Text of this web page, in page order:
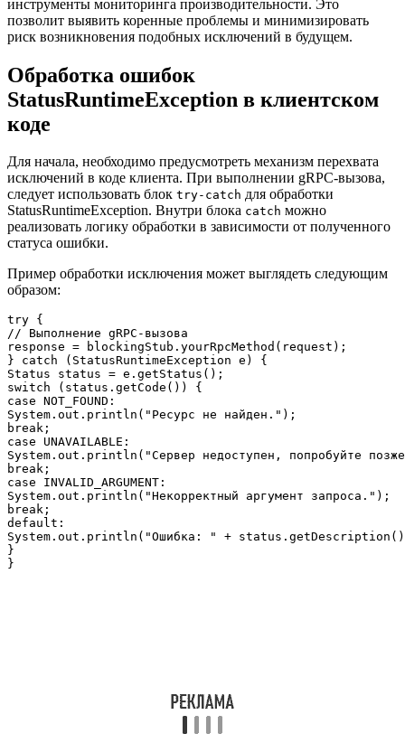
инструменты мониторинга производительности. Это
позволит выявить коренные проблемы и минимизировать
риск возникновения подобных исключений в будущем.
Обработка ошибок
StatusRuntimeException в клиентском
коде
Для начала, необходимо предусмотреть механизм перехвата
исключений в коде клиента. При выполнении gRPC-вызова,
следует использовать блок try-catch для обработки
StatusRuntimeException. Внутри блока catch можно
реализовать логику обработки в зависимости от полученного
статуса ошибки.
Пример обработки исключения может выглядеть следующим
образом:
try {
// Выполнение gRPC-вызова
response = blockingStub.yourRpcMethod(request);
} catch (StatusRuntimeException e) {
Status status = e.getStatus();
switch (status.getCode()) {
case NOT_FOUND:
System.out.println("Ресурс не найден.");
break;
case UNAVAILABLE:
System.out.println("Сервер недоступен, попробуйте
break;
case INVALID_ARGUMENT:
System.out.println("Некорректный аргумент запроса.");
break;
default:
System.out.println("Ошибка: " +
}
}